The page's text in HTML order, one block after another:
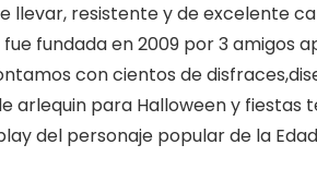
llevar, resistente y de excelente
fundada en 2009 por 3 amigos
con cientos de
arlequin para Halloween y fiestas
del personaje popular de la